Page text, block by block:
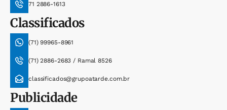
71 2886-1613
Classificados
(71) 99965-8961
(71) 2886-2683 / Ramal 8526
classificados@grupoatarde.com.br
Publicidade